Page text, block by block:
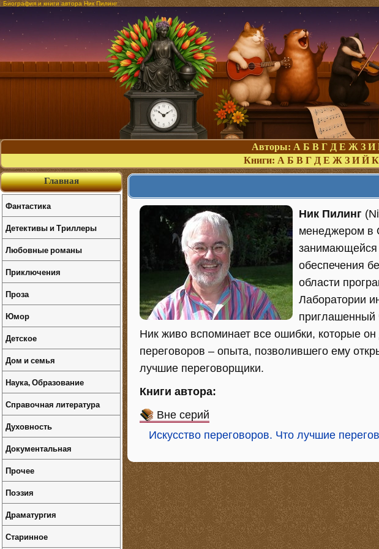
Биография и книги автора Ник Пилинг
Авторы: А Б В Г Д Е Ж З И
Книги: А Б В Г Д Е Ж З И Й К
Ник Пилинг
менеджером в
занимающейся
обеспечения
области
Лаборатории
приглашенный
Ник живо вспоминает все ошибки, которые
переговоров – опыта, позволившего ему
лучшие переговорщики.
Книги автора:
Вне серий
Искусство переговоров. Что лучшие
Главная
Фантастика
Детективы и Триллеры
Любовные романы
Приключения
Проза
Юмор
Детское
Дом и семья
Наука, Образование
Справочная литература
Духовность
Документальная
Прочее
Поэзия
Драматургия
Старинное